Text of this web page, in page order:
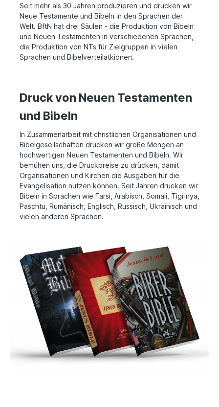
Seit mehr als 30 Jahren produzieren und drucken wir
Neue Testamente und Bibeln in den Sprachen der
Welt. BftN hat drei Säulen - die Produktion von Bibeln
und Neuen Testamenten in verschiedenen Sprachen,
die Produktion von NTs für Zielgruppen in vielen
Sprachen und Bibelverteilatkionen.
Druck von Neuen Testamenten
und Bibeln
In Zusammenarbeit mit christlichen Organisationen und
Bibelgesellschaften drucken wir große Mengen an
hochwertigen Neuen Testamenten und Bibeln. Wir
bemühen uns, die Druckpreise zu drücken, damit
Organisationen und Kirchen die Ausgaben für die
Evangelisation nutzen können. Seit Jahren drucken wir
Bibeln in Sprachen wie Farsi, Arabisch, Somali, Tigrinya,
Paschtu, Rumänisch, Englisch, Russisch, Ukrainisch und
vielen anderen Sprachen.